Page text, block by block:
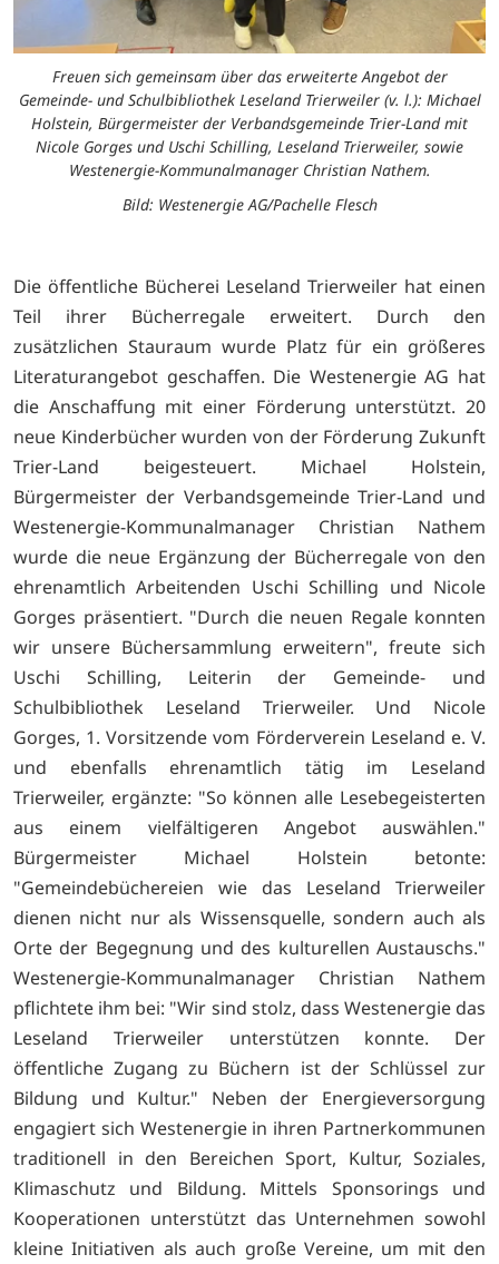
Freuen sich gemeinsam über das erweiterte Angebot der
Gemeinde- und Schulbibliothek Leseland Trierweiler (v. l.): Michael
Holstein, Bürgermeister der Verbandsgemeinde Trier-Land mit
Nicole Gorges und Uschi Schilling, Leseland Trierweiler, sowie
Westenergie-Kommunalmanager Christian Nathem.
Bild: Westenergie AG/Pachelle Flesch
Die öffentliche Bücherei Leseland Trierweiler hat einen
Teil ihrer Bücherregale erweitert. Durch den
zusätzlichen Stauraum wurde Platz für ein größeres
Literaturangebot geschaffen. Die Westenergie AG hat
die Anschaffung mit einer Förderung unterstützt. 20
neue Kinderbücher wurden von der Förderung Zukunft
Trier-Land beigesteuert. Michael Holstein,
Bürgermeister der Verbandsgemeinde Trier-Land und
Westenergie-Kommunalmanager Christian Nathem
wurde die neue Ergänzung der Bücherregale von den
ehrenamtlich Arbeitenden Uschi Schilling und Nicole
Gorges präsentiert. "Durch die neuen Regale konnten
wir unsere Büchersammlung erweitern", freute sich
Uschi Schilling, Leiterin der Gemeinde- und
Schulbibliothek Leseland Trierweiler. Und Nicole
Gorges, 1. Vorsitzende vom Förderverein Leseland e. V.
und ebenfalls ehrenamtlich tätig im Leseland
Trierweiler, ergänzte: "So können alle Lesebegeisterten
aus einem vielfältigeren Angebot auswählen."
Bürgermeister Michael Holstein betonte:
"Gemeindebüchereien wie das Leseland Trierweiler
dienen nicht nur als Wissensquelle, sondern auch als
Orte der Begegnung und des kulturellen Austauschs."
Westenergie-Kommunalmanager Christian Nathem
pflichtete ihm bei: "Wir sind stolz, dass Westenergie das
Leseland Trierweiler unterstützen konnte. Der
öffentliche Zugang zu Büchern ist der Schlüssel zur
Bildung und Kultur." Neben der Energieversorgung
engagiert sich Westenergie in ihren Partnerkommunen
traditionell in den Bereichen Sport, Kultur, Soziales,
Klimaschutz und Bildung. Mittels Sponsorings und
Kooperationen unterstützt das Unternehmen sowohl
kleine Initiativen als auch große Vereine, um mit den